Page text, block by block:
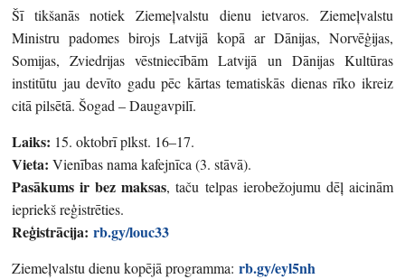
Šī tikšanās notiek Ziemeļvalstu dienu ietvaros. Ziemeļvalstu
Ministru padomes birojs Latvijā kopā ar Dānijas, Norvēģijas,
Somijas, Zviedrijas vēstniecībām Latvijā un Dānijas Kultūras
institūtu jau devīto gadu pēc kārtas tematiskās dienas rīko ikreiz
citā pilsētā. Šogad – Daugavpilī.
Laiks: 15. oktobrī plkst. 16–17.
Vieta: Vienības nama kafejnīca (3. stāvā).
Pasākums ir bez maksas, taču telpas ierobežojumu dēļ aicinām
iepriekš reģistrēties.
Reģistrācija: rb.gy/louc33
Ziemeļvalstu dienu kopējā programma:rb.gy/eyl5nh